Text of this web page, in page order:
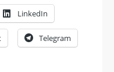
LinkedIn
Telegram